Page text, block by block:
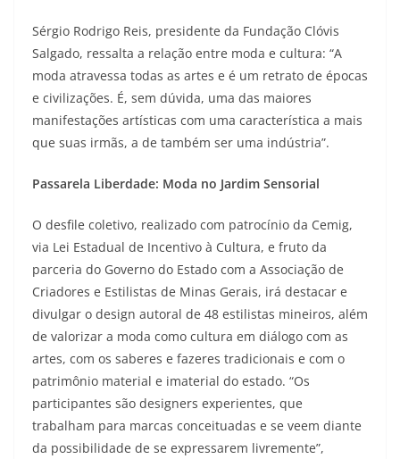
Sérgio Rodrigo Reis, presidente da Fundação Clóvis
Salgado, ressalta a relação entre moda e cultura: “A
moda atravessa todas as artes e é um retrato de épocas
e civilizações. É, sem dúvida, uma das maiores
manifestações artísticas com uma característica a mais
que suas irmãs, a de também ser uma indústria”.
Passarela Liberdade: Moda no Jardim Sensorial
O desfile coletivo, realizado com patrocínio da Cemig,
via Lei Estadual de Incentivo à Cultura, e fruto da
parceria do Governo do Estado com a Associação de
Criadores e Estilistas de Minas Gerais, irá destacar e
divulgar o design autoral de 48 estilistas mineiros, além
de valorizar a moda como cultura em diálogo com as
artes, com os saberes e fazeres tradicionais e com o
patrimônio material e imaterial do estado. “Os
participantes são designers experientes, que
trabalham para marcas conceituadas e se veem diante
da possibilidade de se expressarem livremente”,